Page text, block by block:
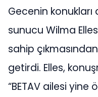
Gecenin
sunucu Wilma
sahip
getirdi. Elles,
“BETAV ailesi